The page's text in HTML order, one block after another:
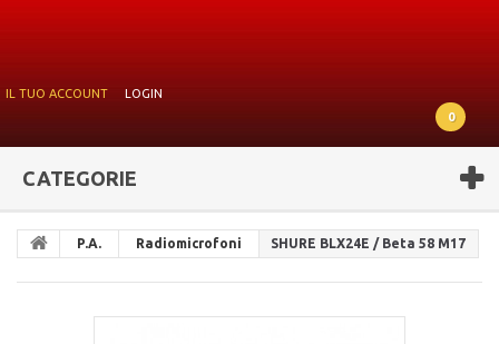
IL TUO ACCOUNT
LOGIN
0
CATEGORIE
P.A. Radiomicrofoni SHURE BLX24E / Beta 58 M17